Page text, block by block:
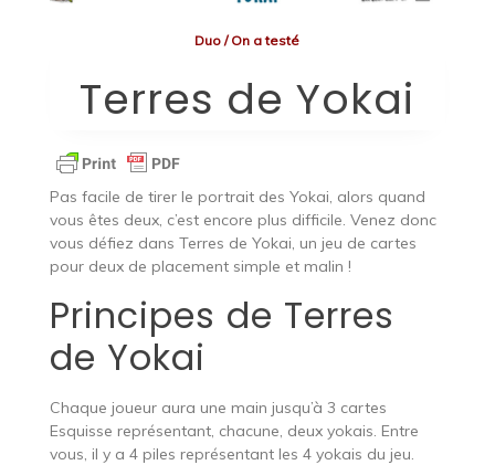
Duo /On a testé
Terres de Yokai
Pas facile de tirer le portrait des Yokai, alors quand
vous êtes deux, c’est encore plus difficile. Venez donc
vous défiez dans Terres de Yokai, un jeu de cartes
pour deux de placement simple et malin !
Principes de Terres
de Yokai
Chaque joueur aura une main jusqu’à 3 cartes
Esquisse représentant, chacune, deux yokais. Entre
vous, il y a 4 piles représentant les 4 yokais du jeu.